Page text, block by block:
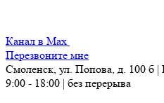
Канал в Max
Перезвоните мне
Смоленск, ул. Попова, д. 100
9:00 - 18:00 | без перерыва